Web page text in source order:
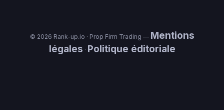
© 2026 Rank-up.io · Prop Firm Trading — Mentions
légales · Politique éditoriale